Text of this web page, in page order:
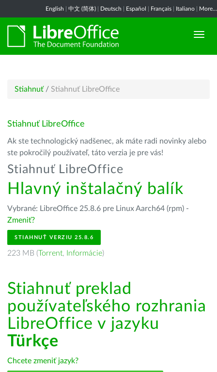
English 中文 (简体) Deutsch Español Français Italiano More...
Stiahnuť / Stiahnuť LibreOffice
Stiahnuť LibreOffice
Ak ste technologický nadšenec, ak máte radi novinky alebo
ste pokročilý používateľ, táto verzia je pre vás!
Stiahnuť LibreOffice
Hlavný inštalačný balík
Vybrané: LibreOffice 25.8.6 pre Linux Aarch64 (rpm) -
Zmeniť?
STIAHNUŤ VERZIU 25.8.6
223 MB (Torrent, Informácie)
Stiahnuť preklad
používateľského rozhrania
LibreOffice v jazyku
Türkçe
Chcete zmeniť jazyk?